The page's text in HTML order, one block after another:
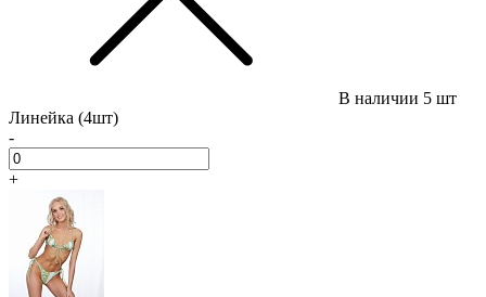
В наличии 5 шт
Линейка (4шт)
-
+